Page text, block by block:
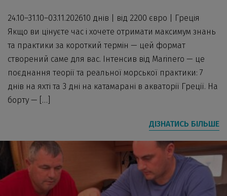
24.10–31.10–03.11.202610 днів | від 2200 євро | Греція
Якщо ви цінуєте час і хочете отримати максимум знань
та практики за короткий термін — цей формат
створений саме для вас. Інтенсив від Marinero — це
поєднання теорії та реальної морської практики: 7
днів на яхті та 3 дні на катамарані в акваторії Греції. На
борту — […]
ДІЗНАТИСЬ БІЛЬШЕ